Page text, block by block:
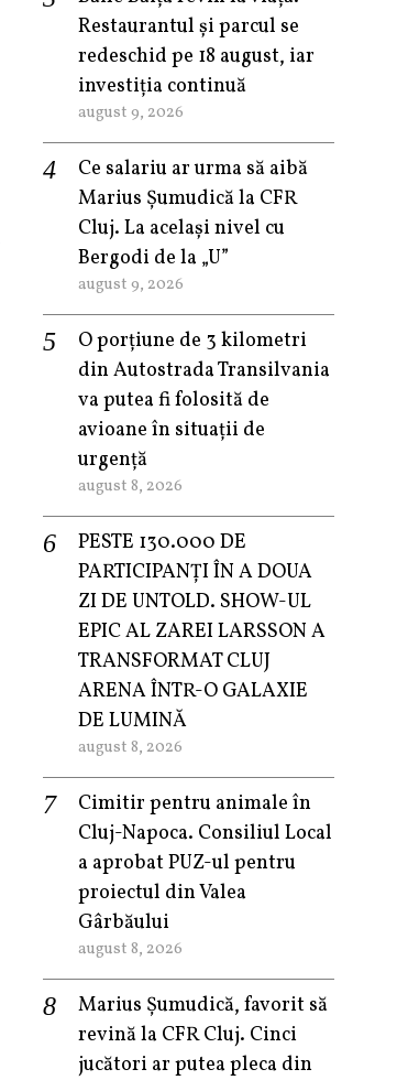
Restaurantul și parcul se
redeschid pe 18 august, iar
investiția continuă
august 9, 2026
Ce salariu ar urma să aibă
Marius Șumudică la CFR
Cluj. La același nivel cu
Bergodi de la „U”
august 9, 2026
O porțiune de 3 kilometri
din Autostrada Transilvania
va putea fi folosită de
avioane în situații de
urgență
august 8, 2026
PESTE 130.000 DE
PARTICIPANȚI ÎN A DOUA
ZI DE UNTOLD. SHOW-UL
EPIC AL ZAREI LARSSON A
TRANSFORMAT CLUJ
ARENA ÎNTR-O GALAXIE
DE LUMINĂ
august 8, 2026
Cimitir pentru animale în
Cluj-Napoca. Consiliul Local
a aprobat PUZ-ul pentru
proiectul din Valea
Gârbăului
august 8, 2026
Marius Șumudică, favorit să
revină la CFR Cluj. Cinci
jucători ar putea pleca din